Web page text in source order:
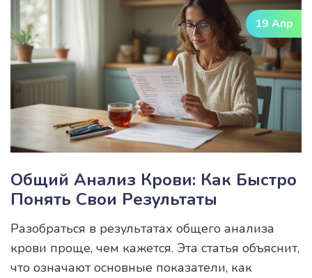
распространённых ошибках при
интерпретации анализов. Статья будет полезна
тем, кто хочет понимать свои результаты и
заботиться о здоровье.
19 Апр
Общий Анализ Крови: Как Быстро
Понять Свои Результаты
Разобраться в результатах общего анализа
крови проще, чем кажется. Эта статья объяснит,
что означают основные показатели, как